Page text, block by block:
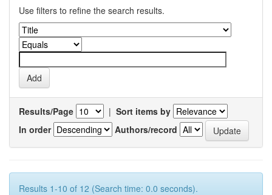
Use filters to refine the search results.
Results/Page | Sort items by
In order
Authors/record
Results 1-10 of 12 (Search time: 0.0 seconds).